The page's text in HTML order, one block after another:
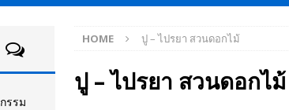
ริ่มแล้วงานมหกรรมยานยนต์ The 47th Bangkok International Motor
นครปฐมส้มไม่แผ่ว แต่บ้านใหญ่ผนึกกำลัง สกัด!! เจาะสนามเจดีย์ใหญ่: เ
HOME ปู – ไปรยา สวนดอกไม้
ปู – ไปรยา สวนดอกไม้
รรม